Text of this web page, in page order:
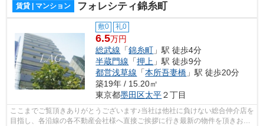
賃貸 | マンション フォレシティ錦糸町
敷0 礼0
6.5万円
総武線 「錦糸町 」駅 徒歩4分
半蔵門線 「押上 」駅 徒歩9分
都営浅草線 「本所吾妻橋 」駅 徒歩20分
築19年 / 15.20㎡
東京都墨田区太平２丁目
ここまでご覧頂きありがとうございます♪当社は他社に負けない総合仲介店を
目指し、各沿線の各不動産会社様へ直接ご挨拶に行き最新の物件を頂きお客